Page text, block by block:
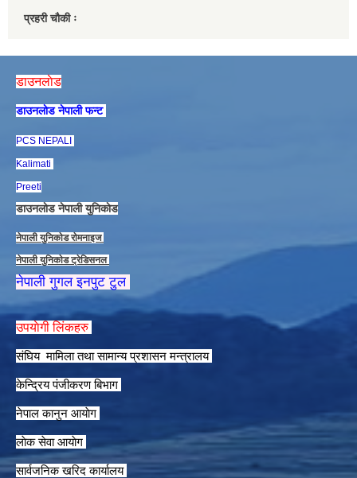
प्रहरी चौकी ः
डाउनलाेड
डाउनलाेड नेपाली फन्ट
PCS NEPALI
Kalimati
Preeti
डाउनलाेड नेपाली युनिकाेड
नेपाली युनिकाेड राेमनाइज
नेपाली युनिकाेड ट्रेडिसनल
नेपाली गुगल इनपुट टुल
उपयाेगी लिंकहरु
संघिय मामिला तथा सामान्य प्रशासन मन्त्रालय
केन्द्रिय पंजीकरण बिभाग
नेपाल कानुन आयाेग
लाेक सेवा आयाेग
सार्वजनिक खरिद कार्यालय